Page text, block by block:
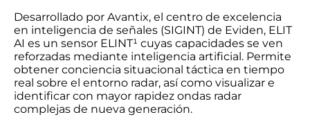
Desarrollado por Avantix, el centro de excelencia
en inteligencia de señales (SIGINT) de Eviden, ELIT
AI es un sensor ELINT¹ cuyas capacidades se ven
reforzadas mediante inteligencia artificial. Permite
obtener conciencia situacional táctica en tiempo
real sobre el entorno radar, así como visualizar e
identificar con mayor rapidez ondas radar
complejas de nueva generación.